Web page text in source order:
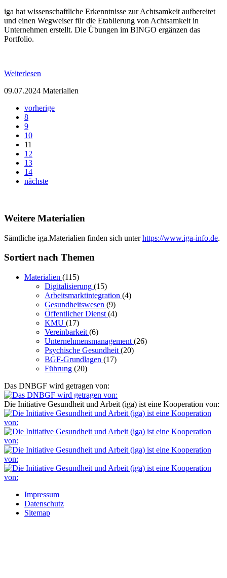
iga hat wissenschaftliche Erkenntnisse zur Achtsamkeit aufbereitet
und einen Wegweiser für die Etablierung von Achtsamkeit in
Unternehmen erstellt. Die Übungen im BINGO ergänzen das
Portfolio.
Weiterlesen
09.07.2024 Materialien
vorherige
8
9
10
11
12
13
14
nächste
Weitere Materialien
Sämtliche iga.Materialien finden sich unterhttps://www.iga-info.de.
Sortiert nach Themen
Materialien (115)
Digitalisierung (15)
Arbeitsmarktintegration (4)
Gesundheitswesen (9)
Öffentlicher Dienst (4)
KMU (17)
Vereinbarkeit (6)
Unternehmensmanagement (26)
Psychische Gesundheit (20)
BGF-Grundlagen (17)
Führung (20)
Das DNBGF wird getragen von:
Die Initiative Gesundheit und Arbeit (iga) ist eine Kooperation von:
Impressum
Datenschutz
Sitemap